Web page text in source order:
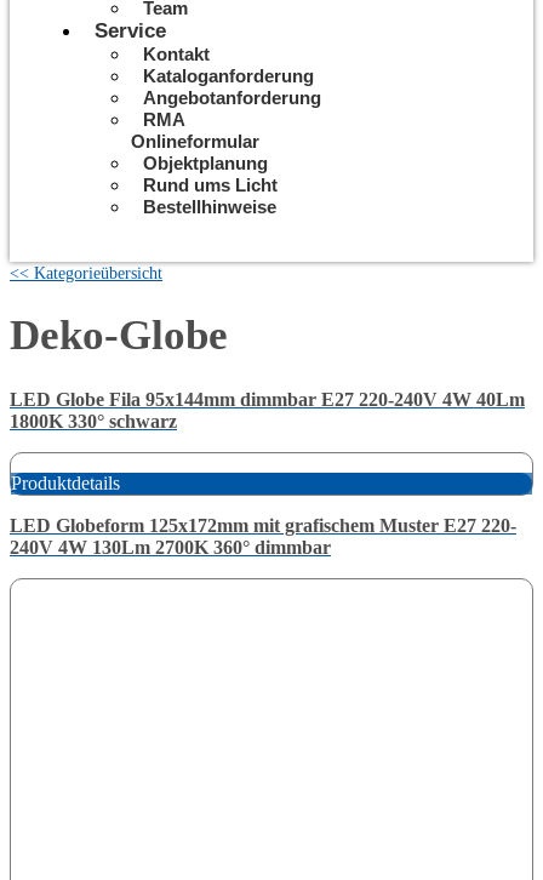
Team
Service
Kontakt
Kataloganforderung
Angebotanforderung
RMA
Onlineformular
Objektplanung
Rund ums Licht
Bestellhinweise
<< Kategorieübersicht
Deko-Globe
LED Globe Fila 95x144mm dimmbar E27 220-240V 4W 40Lm
1800K 330° schwarz
Produktdetails
LED Globeform 125x172mm mit grafischem Muster E27 220-
240V 4W 130Lm 2700K 360° dimmbar